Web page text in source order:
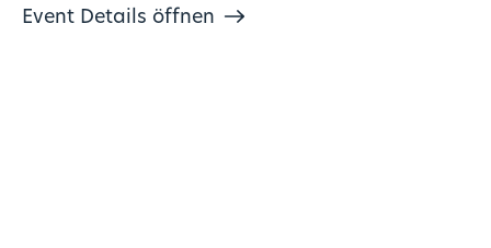
Event Details öffnen